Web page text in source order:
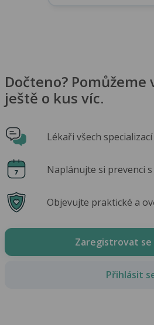
Dočteno? Pomůžeme
ještě o kus víc.
Lékaři všech
Naplánujte si prevenci
Objevujte praktické a
Zaregistrovat se
Přihlásit